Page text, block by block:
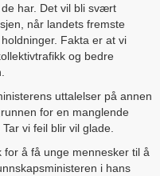
har. Det vil bli svært
når landets fremste
Fakta er at vi
og bedre
uttalelser på annen
for en manglende
vi feil blir vil glade.
å få unge mennesker til å
i hans